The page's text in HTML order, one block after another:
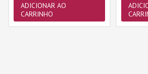
ADICIONAR AO
CARRINHO